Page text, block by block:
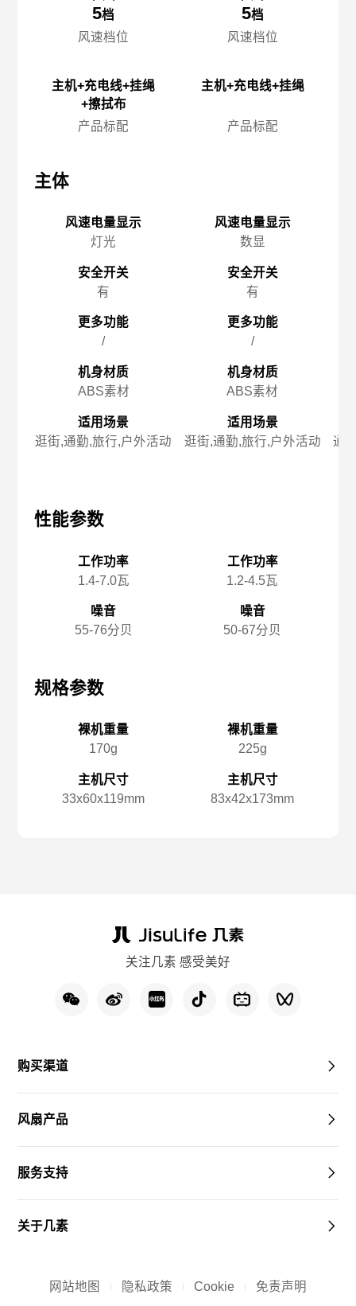
5档
风速档位
主机+充电线+挂绳
+擦拭布
产品标配
主体
风速电量显示
灯光
安全开关
有
更多功能
/
机身材质
ABS素材
适用场景
逛街,通勤,旅行,户外活动
性能参数
工作功率
1.4-7.0瓦
噪音
55-76分贝
规格参数
裸机重量
170g
主机尺寸
33x️60x️119mm
5档
风速档位
主机+充电线+挂绳
产品标配
风速电量显示
数显
安全开关
有
更多功能
/
机身材质
ABS素材
适用场景
逛街,通勤,旅行,户外活动
工作功率
1.2-4.5瓦
噪音
50-67分贝
裸机重量
225g
主机尺寸
83x️42x️173mm
通
关注几素 感受美好
购买渠道
风扇产品
服务支持
关于几素
网站地图 隐私政策 Cookie 免责声明